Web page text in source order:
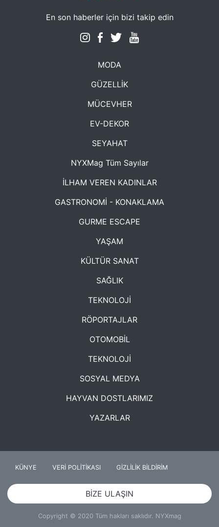
En son haberler için bizi takip edin
MODA
GÜZELLİK
MÜCEVHER
EV-DEKOR
SEYAHAT
NYXMag Tüm Sayılar
İLHAM VEREN KADINLAR
GASTRONOMİ - KONAKLAMA
GURME ESCAPE
YAŞAM
KÜLTÜR SANAT
SAĞLIK
TEKNOLOJİ
RÖPORTAJLAR
OTOMOBİL
TEKNOLOJİ
SOSYAL MEDYA
HAYVAN DOSTLARIMIZ
YAZARLAR
KÜNYE VERİ POLİTİKASI GİZLİLİK BİLDİRİM
BİZE ULAŞIN
Copyright © 2020 Tüm hakları saklıdır. NYXmag